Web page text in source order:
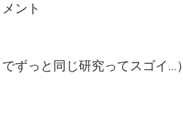
ント
ずっと同じ研究ってスゴイ...）